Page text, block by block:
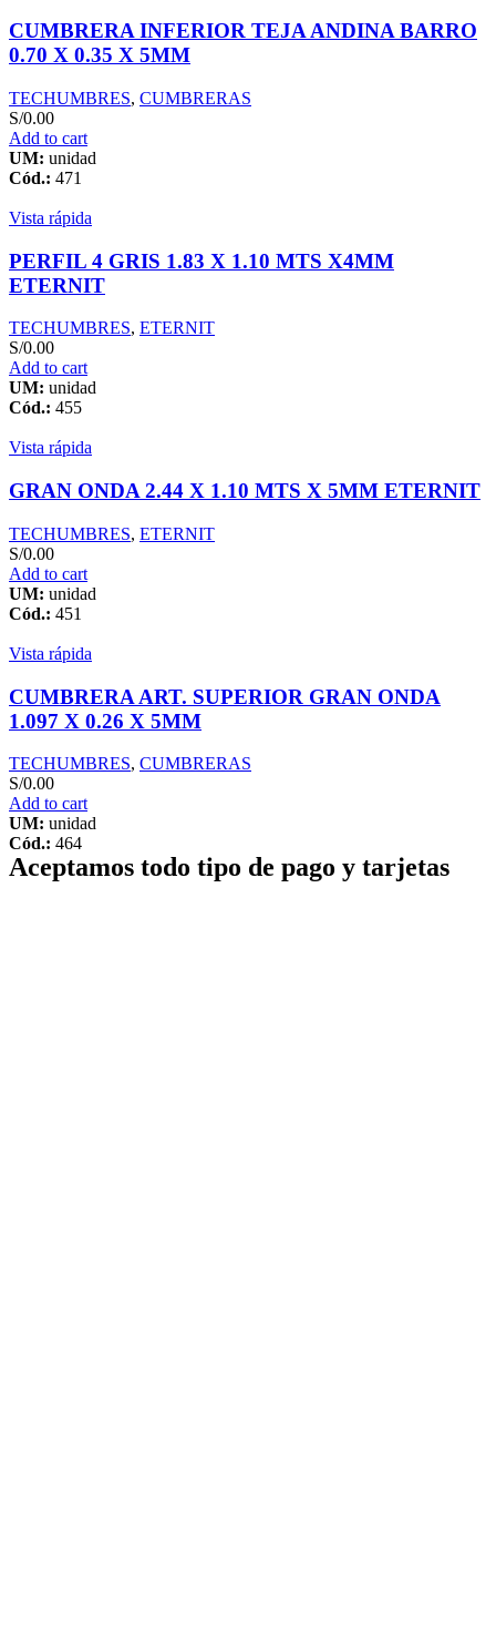
CUMBRERA INFERIOR TEJA ANDINA BARRO
0.70 X 0.35 X 5MM
TECHUMBRES, CUMBRERAS
S/0.00
Add to cart
UM: unidad
Cód.: 471
Vista rápida
PERFIL 4 GRIS 1.83 X 1.10 MTS X4MM
ETERNIT
TECHUMBRES, ETERNIT
S/0.00
Add to cart
UM: unidad
Cód.: 455
Vista rápida
GRAN ONDA 2.44 X 1.10 MTS X 5MM ETERNIT
TECHUMBRES, ETERNIT
S/0.00
Add to cart
UM: unidad
Cód.: 451
Vista rápida
CUMBRERA ART. SUPERIOR GRAN ONDA
1.097 X 0.26 X 5MM
TECHUMBRES, CUMBRERAS
S/0.00
Add to cart
UM: unidad
Cód.: 464
Aceptamos todo tipo de pago y tarjetas